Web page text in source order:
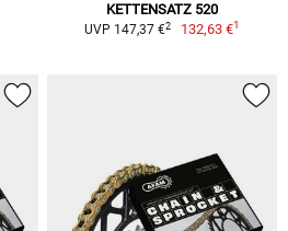
KETTENSATZ 520
UVP 147,37 €2 132,63 €1